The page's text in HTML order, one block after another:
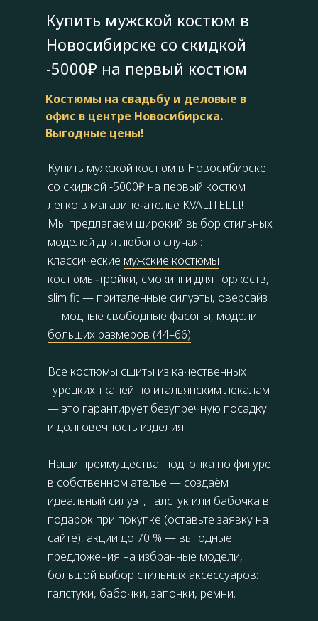
Купить мужской костюм в
Новосибирске со скидкой
-5000₽ на первый костюм
Купить мужской костюм в Новосибирске
со скидкой -5000₽ на первый костюм
легко в магазине‑ателье KVALITELLI!
Мы предлагаем широкий выбор стильных
моделей для любого случая:
классические мужские костюмы
костюмы‑тройки, смокинги для торжеств,
slim fit — приталенные силуэты, оверсайз
— модные свободные фасоны, модели
больших размеров (44–66).
Все костюмы сшиты из качественных
турецких тканей по итальянским лекалам
— это гарантирует безупречную посадку
и долговечность изделия.
Наши преимущества: подгонка по фигуре
в собственном ателье — создаём
идеальный силуэт, галстук или бабочка в
подарок при покупке (оставьте заявку на
сайте), акции до 70 % — выгодные
предложения на избранные модели,
большой выбор стильных аксессуаров:
галстуки, бабочки, запонки, ремни.
Костюмы на свадьбу и деловые в
офис в центре Новосибирска.
Выгодные цены!